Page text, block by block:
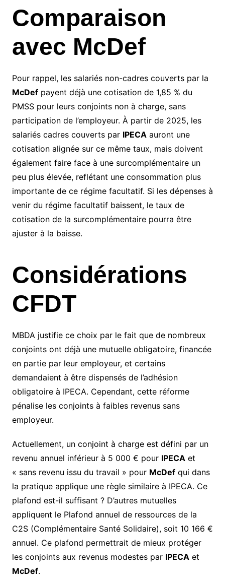
Comparaison
avec McDef
Pour rappel, les salariés non-cadres couverts par la
McDefpayent déjà une cotisation de 1,85 % du
PMSS pour leurs conjoints non à charge, sans
participation de l’employeur. À partir de 2025, les
salariés cadres couverts par IPECAauront une
cotisation alignée sur ce même taux, mais doivent
également faire face à une surcomplémentaire un
peu plus élevée, reflétant une consommation plus
importante de ce régime facultatif. Si les dépenses à
venir du régime facultatif baissent, le taux de
cotisation de la surcomplémentaire pourra être
ajuster à la baisse.
Considérations
CFDT
MBDA justifie ce choix par le fait que de nombreux
conjoints ont déjà une mutuelle obligatoire, financée
en partie par leur employeur, et certains
demandaient à être dispensés de l’adhésion
obligatoire à IPECA. Cependant, cette réforme
pénalise les conjoints à faibles revenus sans
employeur.
Actuellement, un conjoint à charge est défini par un
revenu annuel inférieur à 5 000 € pour IPECAet
« sans revenu issu du travail » pour McDefqui dans
la pratique applique une règle similaire à IPECA. Ce
plafond est-il suffisant ? D’autres mutuelles
appliquent le Plafond annuel de ressources de la
C2S (Complémentaire Santé Solidaire), soit 10 166 €
annuel. Ce plafond permettrait de mieux protéger
les conjoints aux revenus modestes par IPECAet
McDef.